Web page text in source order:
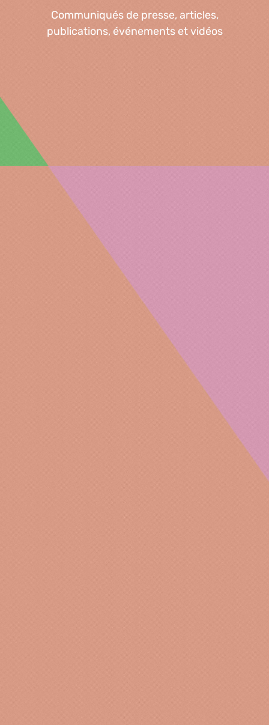
Communiqués de presse, articles,
publications, événements et vidéos